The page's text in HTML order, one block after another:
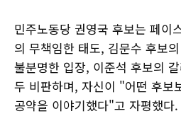
민주노동당 권영국 후보는 페이
의 무책임한 태도, 김문수 후보
불분명한 입장, 이준석 후보의
두 비판하며, 자신이 "어떤 후보
공약을 이야기했다"고 자평했다.